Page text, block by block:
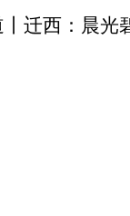
迁西：晨光